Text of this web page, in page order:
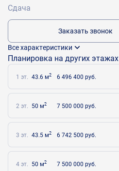
Сдача
Заказать звонок
Все характеристики
Планировка на других этажах
1 эт. 43.6 м2 6 496 400 руб.
2 эт. 50 м2 7 500 000 руб.
3 эт. 43.5 м2 6 742 500 руб.
4 эт. 50 м2 7 500 000 руб.